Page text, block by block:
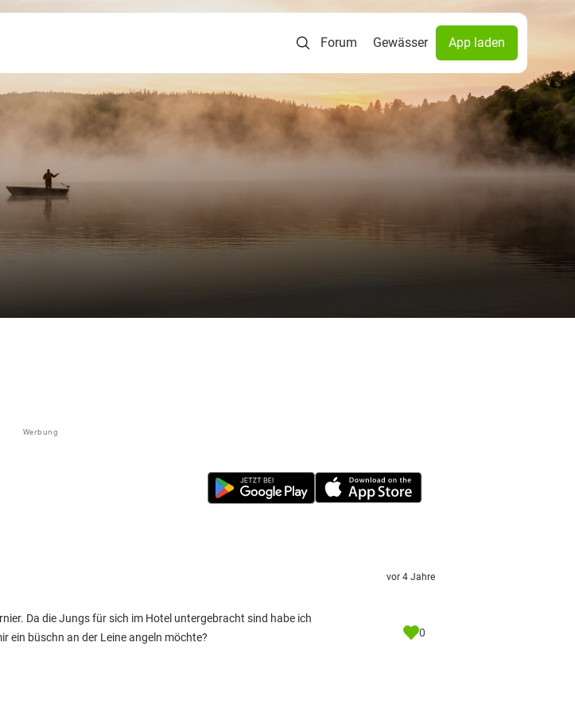
Forum Gewässer App laden
Werbung
Da die Jungs für sich im Hotel untergebracht sind habe ich
ein büschn an der Leine angeln möchte?
vor 4 Jahre
0